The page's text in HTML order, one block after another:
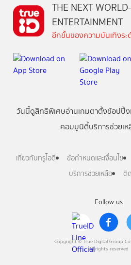
Follow us
Copyright © True Digital Group
All rights reserved
THE NEXT
ENTERTAINMENT
อีกขั้นของความบันเทิงร
วันนี้ดูสิทธิพิเศษอ่านเกมตาตั้งช้อปปิ้ง
คอมมูนิตี้บริการช่วยเ
เกี่ยวกับทรูไอดี ข้อกำหนดและเงื่อนไข
บริการช่วยเหลือ
ติ